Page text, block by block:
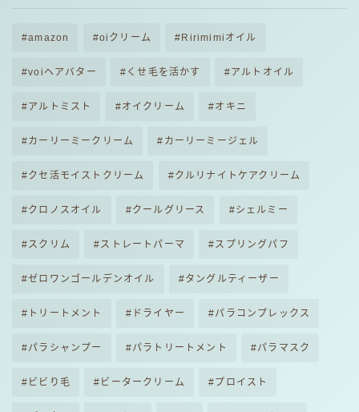
amazon oiクリーム Ririmimiオイル
voiヘアバター くせ毛を活かす アルトオイル
アルトミスト オイクリーム オキニ
カーリーミークリーム カーリーミージェル
クセ活モイストクリーム クルリナイトケアクリーム
クロノスオイル クールグリース シェルミー
スクリム ストレートパーマ スプリングパフ
ゼロワンゴールデンオイル タングルティーザー
トリートメント ドライヤー パラコンプレックス
パラシャンプー パラトリートメント パラマスク
ビビり毛 ビータークリーム プロイスト